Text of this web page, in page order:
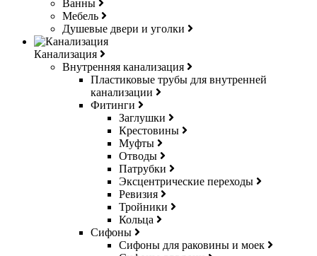
Ванны
Мебель
Душевые двери и уголки
Канализация
Внутренняя канализация
Пластиковые трубы для внутренней
канализации
Фитинги
Заглушки
Крестовины
Муфты
Отводы
Патрубки
Эксцентрические переходы
Ревизия
Тройники
Кольца
Сифоны
Сифоны для раковины и моек